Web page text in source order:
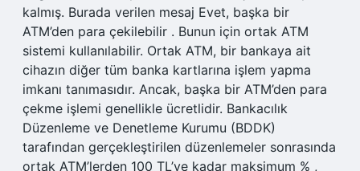
kalmış. Burada verilen mesaj Evet, başka bir
ATM’den para çekilebilir . Bunun için ortak ATM
sistemi kullanılabilir. Ortak ATM, bir bankaya ait
cihazın diğer tüm banka kartlarına işlem yapma
imkanı tanımasıdır. Ancak, başka bir ATM’den para
çekme işlemi genellikle ücretlidir. Bankacılık
Düzenleme ve Denetleme Kurumu (BDDK)
tarafından gerçekleştirilen düzenlemeler sonrasında
ortak ATM’lerden 100 TL’ye kadar maksimum % ,